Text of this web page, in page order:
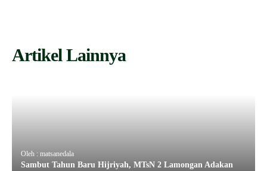
Artikel Lainnya
Oleh : matsanedala
Sambut Tahun Baru Hijriyah, MTsN 2 Lamongan Adakan